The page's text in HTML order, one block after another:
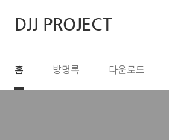
DJJ PROJECT
홈 방명록 다운로드